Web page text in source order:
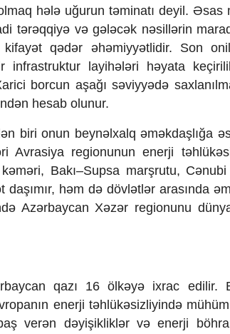
hələ uğurun təminatı deyil. Əsas
tərəqqiyə və gələcək nəsillərin
kifayət qədər əhəmiyyətlidir. Son
infrastruktur layihələri həyata
borcun aşağı səviyyədə
hesab olunur.
biri onun beynəlxalq əməkdaşlığa
Avrasiya regionunun enerji
Bakı–Supsa marşrutu,
həm də dövlətlər arasında
Azərbaycan Xəzər regionunu
qazı 16 ölkəyə ixrac edilir.
enerji təhlükəsizliyində
verən dəyişikliklər və enerji